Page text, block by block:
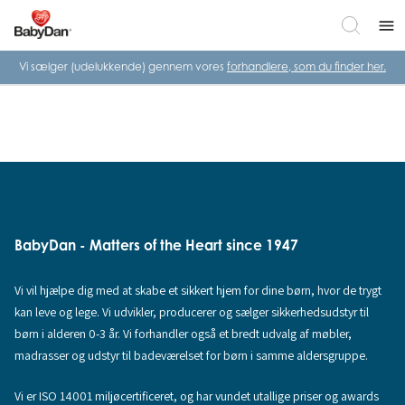
menu
Vi sælger (udelukkende) gennem vores forhandlere, som du finder her.
BabyDan - Matters of the Heart since 1947
Vi vil hjælpe dig med at skabe et sikkert hjem for dine børn, hvor de trygt
kan leve og lege. Vi udvikler, producerer og sælger sikkerhedsudstyr til
børn i alderen 0-3 år. Vi forhandler også et bredt udvalg af møbler,
madrasser og udstyr til badeværelset for børn i samme aldersgruppe.
Vi er ISO 14001 miljøcertificeret, og har vundet utallige priser og awards